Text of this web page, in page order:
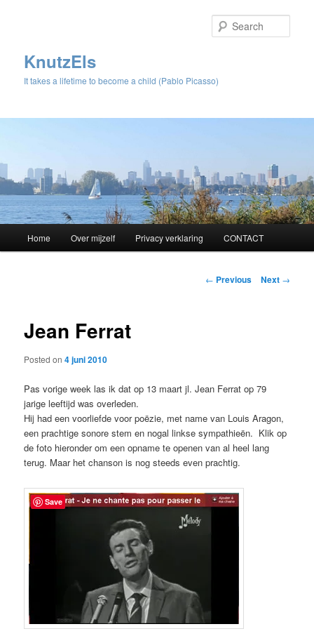
KnutzEls
It takes a lifetime to become a child (Pablo Picasso)
Skip
content
Home Over mijzelf Privacy verklaring CONTACT
Post
← Previous Next →
Jean Ferrat
Posted on4 juni 2010
Pas vorige week las ik dat op 13 maart jl. Jean Ferrat op 79
jarige leeftijd was overleden.
Hij had een voorliefde voor poëzie, met name van Louis Aragon,
een prachtige sonore stem en nogal linkse sympathieën. Klik op
de foto hieronder om een opname te openen van al heel lang
terug. Maar het chanson is nog steeds even prachtig.
Save